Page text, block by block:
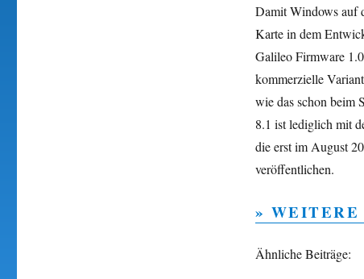
Damit Windows auf
Karte in dem
Galileo Firmware
kommerzielle
wie das schon beim
8.1 ist lediglich mit
die erst im August
veröffentlichen.
»
Ähnliche Beiträge: